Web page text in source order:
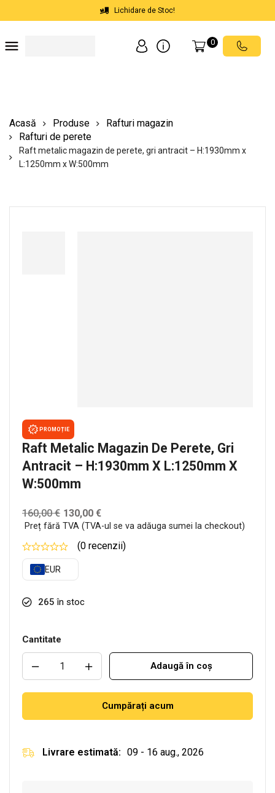
Lichidare de Stoc!
0
Acasă Produse
Rafturi magazin
Rafturi de perete
Raft metalic magazin de perete, gri antracit – H:1930mm x
L:1250mm x W:500mm
PROMOȚIE
Raft Metalic Magazin De Perete, Gri
Antracit – H:1930mm X L:1250mm X
W:500mm
160,00€ 130,00 €
Preț fără TVA (TVA-ul se va adăuga sumei la checkout)
(0 recenzii)
EUR
265 în stoc
Cantitate
Adaugă în coș
Cumpărați acum
Livrare estimată: 09 - 16 aug., 2026